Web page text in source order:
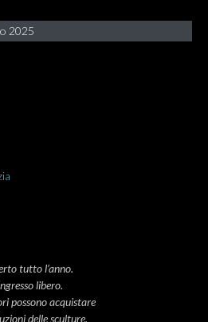
2025
tutto l’anno.
libero.
possono acquistare
delle sculture.